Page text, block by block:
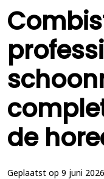
de
Geplaatst op 9 juni 2026